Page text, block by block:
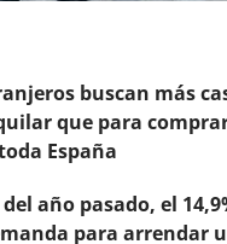
buscan más
que para
España
año pasado, el
para arrendar